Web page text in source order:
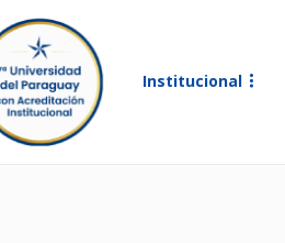
Institucional